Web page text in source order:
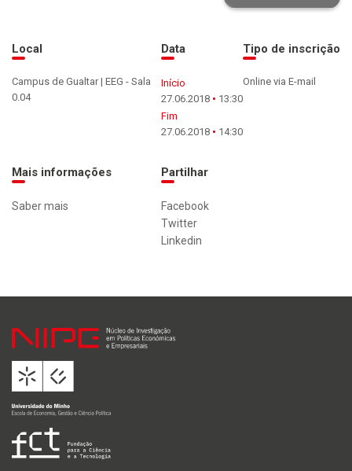
Local
Campus de Gualtar | EEG - Sala
0.04
Data
Início
27.06.2018
13:30
Fim
27.06.2018
14:30
Tipo de inscrição
Online via E-mail
Mais informações
Saber mais
Partilhar
Facebook
Twitter
Linkedin